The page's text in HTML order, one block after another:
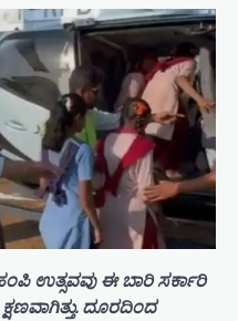
ಉತ್ಸವವು ಈ ಬಾರಿ ಸರ್ಕಾರಿ
ದೂರದಿಂದ